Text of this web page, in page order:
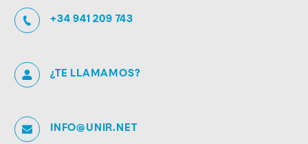
+34 941 209 743
¿TE LLAMAMOS?
INFO@UNIR.NET